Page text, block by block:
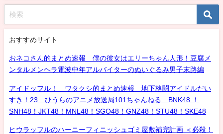
おすすめサイト
おネコさん的まとめ速報 僕の彼女はエリーちゃん人形！豆腐メ
ンタルメンヘラ電波中年アルバイターのぬいぐるみ男子末路編
アイドッフル！ ワタクシ的まとめ速報 地下格闘アイドルだい
すき！23 ひうらのアニメ放送局101ちゃんねる BNK48 ！
SNH48！JKT48！MNL48！SGO48！GNZ48！STU48！SKE48
ヒウラッフルのハーニーフィニッシュゴミ屋敷補完計画 ＜必殺！